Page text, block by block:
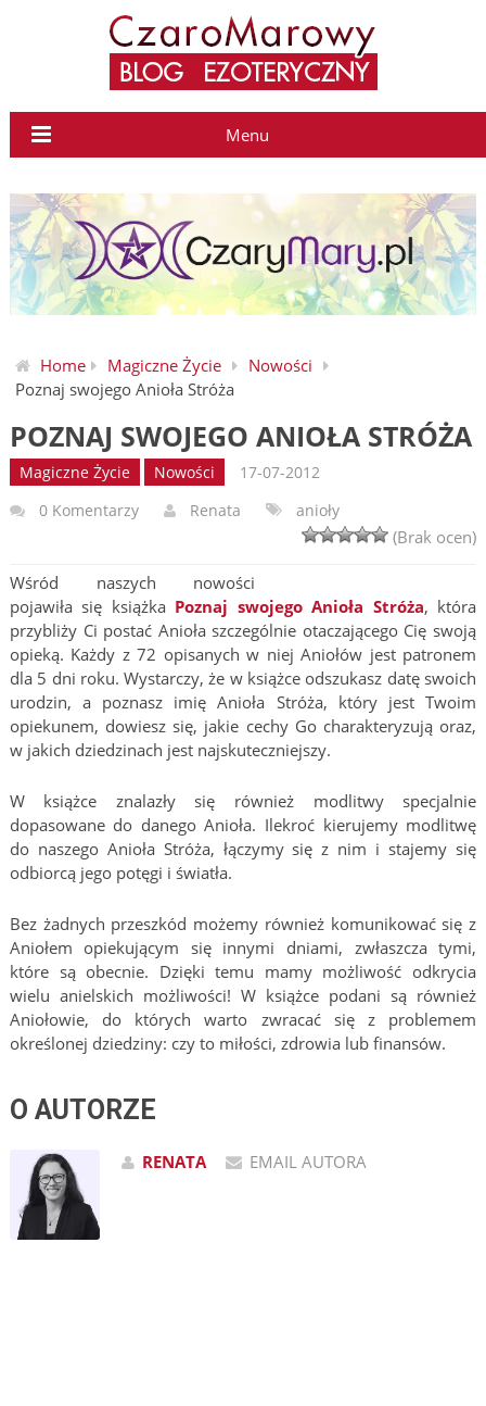
Menu
Home Magiczne Życie
Nowości
Poznaj swojego Anioła Stróża
POZNAJ SWOJEGO ANIOŁA STRÓŻA
Magiczne Życie Nowości
17-07-2012
0 Komentarzy
Renata anioły
(Brak ocen)
Wśród naszych nowości
pojawiła się książka Poznaj swojego Anioła Stróża, która
przybliży Ci postać Anioła szczególnie otaczającego Cię swoją
opieką. Każdy z 72 opisanych w niej Aniołów jest patronem
dla 5 dni roku. Wystarczy, że w książce odszukasz datę swoich
urodzin, a poznasz imię Anioła Stróża, który jest Twoim
opiekunem, dowiesz się, jakie cechy Go charakteryzują oraz,
w jakich dziedzinach jest najskuteczniejszy.
W książce znalazły się również modlitwy specjalnie
dopasowane do danego Anioła. Ilekroć kierujemy modlitwę
do naszego Anioła Stróża, łączymy się z nim i stajemy się
odbiorcą jego potęgi i światła.
Bez żadnych przeszkód możemy również komunikować się z
Aniołem opiekującym się innymi dniami, zwłaszcza tymi,
które są obecnie. Dzięki temu mamy możliwość odkrycia
wielu anielskich możliwości! W książce podani są również
Aniołowie, do których warto zwracać się z problemem
określonej dziedziny: czy to miłości, zdrowia lub finansów.
O AUTORZE
RENATA EMAIL AUTORA